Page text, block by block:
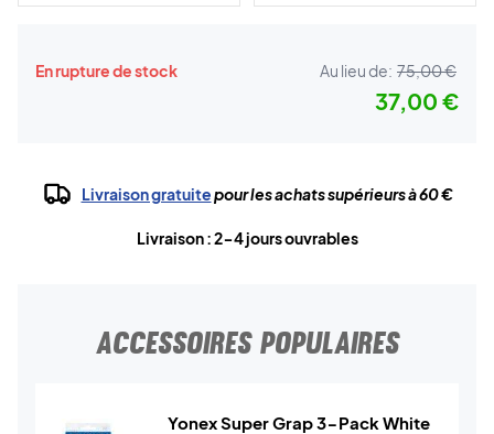
En rupture de stock Au lieu de: 75,00 €
37,00 €
Livraison gratuitepour les achats supérieurs à 60 €
Livraison : 2-4 jours ouvrables
ACCESSOIRES POPULAIRES
Yonex Super Grap 3-Pack White